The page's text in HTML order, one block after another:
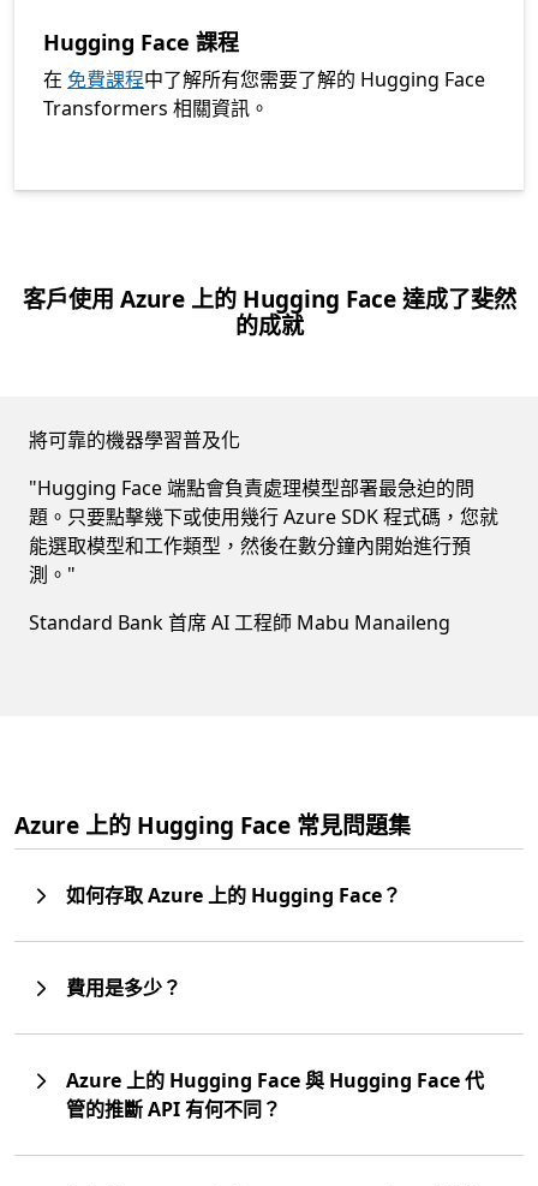
Hugging Face 課程
在 免費課程中了解所有您需要了解的 Hugging Face
Transformers 相關資訊。
客戶使用 Azure 上的 Hugging Face 達成了斐然
的成就
將可靠的機器學習普及化
"Hugging Face 端點會負責處理模型部署最急迫的問
題。只要點擊幾下或使用幾行 Azure SDK 程式碼，您就
能選取模型和工作類型，然後在數分鐘內開始進行預
測。"
Standard Bank 首席 AI 工程師 Mabu Manaileng
Azure 上的 Hugging Face 常見問題集
如何存取 Azure 上的 Hugging Face？
費用是多少？
Azure 上的 Hugging Face 與 Hugging Face 代
管的推斷 API 有何不同？